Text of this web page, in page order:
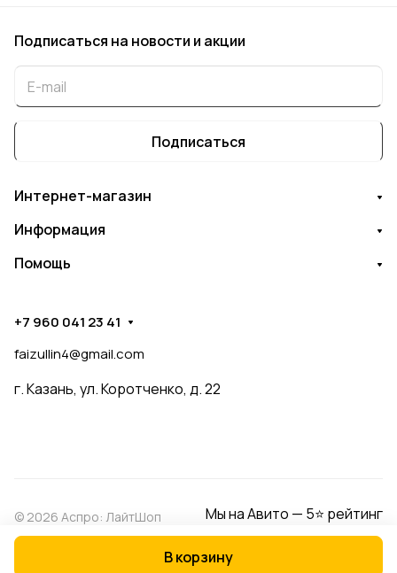
В корзину
Подписаться на новости и акции
Подписаться
Интернет-магазин
Информация
Помощь
+7 960 041 23 41
faizullin4@gmail.com
г. Казань, ул. Коротченко, д. 22
© 2026 Аспро: ЛайтШоп Мы на Авито — 5⭐ рейтинг
Оферта